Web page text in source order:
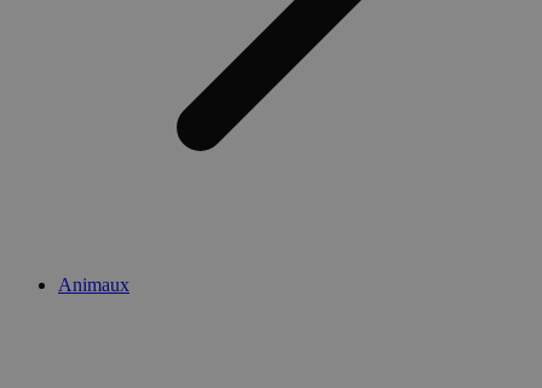
Animaux